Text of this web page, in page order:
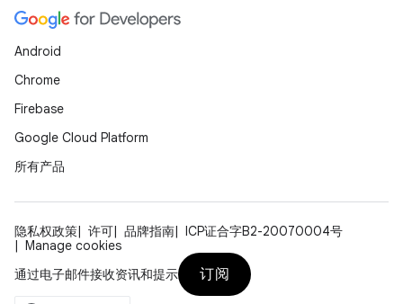
Android
Chrome
Firebase
Google Cloud Platform
所有产品
隐私权政策 许可 品牌指南
ICP证合字B2-20070004号
Manage cookies
通过电子邮件接收资讯和提示
订阅